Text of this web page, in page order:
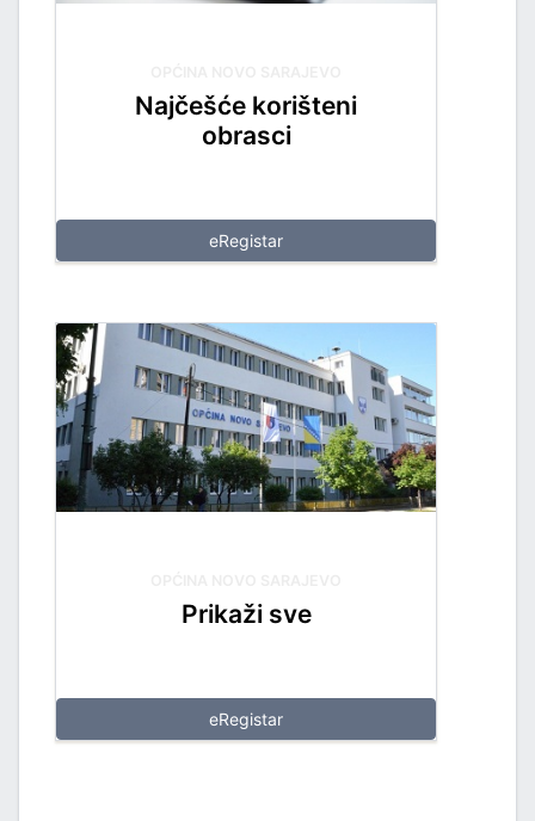
Najčešće korišteni
obrasci
eRegistar
Prikaži sve
eRegistar